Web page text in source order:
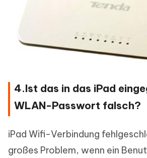
4.Ist das in das iPad
WLAN-Passwort falsch?
iPad Wifi-Verbindung
großes Problem, wenn ein